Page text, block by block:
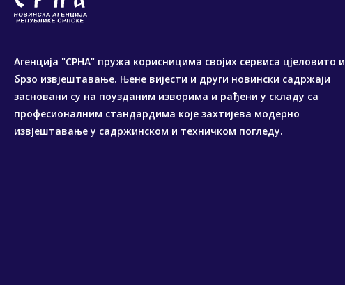
Агенција "СРНА" пружа корисницима својих сервиса цјеловито и
брзо извјештавање. Њене вијести и други новински садржаји
засновани су на поузданим изворима и рађени у складу са
професионалним стандардима које захтијева модерно
извјештавање у садржинском и техничком погледу.